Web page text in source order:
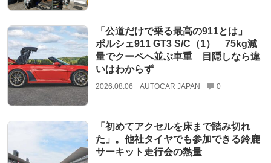
「公道だけで乗る最高の911とは」
ポルシェ911 GT3 S/C（1） 75kg減
量でクーペへ並ぶ車重 目隠しなら違
いはわからず
2026.08.06 AUTOCAR JAPAN 0
「初めてアクセルを床まで踏み切れ
た」。他社タイヤでも参加できる鈴鹿
サーキット走行会の熱量